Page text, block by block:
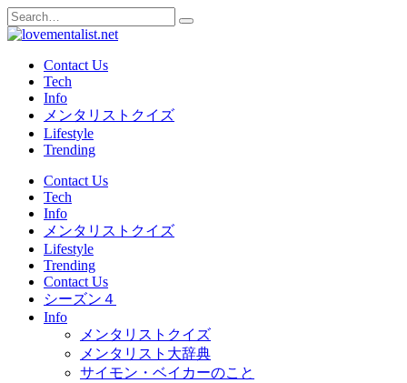
Skip
to
Search
for:
Contact Us
Tech
Info
メンタリストクイズ
Lifestyle
Trending
Contact Us
Tech
Info
メンタリストクイズ
Lifestyle
Trending
Contact Us
シーズン４
Info
メンタリストクイズ
メンタリスト大辞典
サイモン・ベイカーのこと